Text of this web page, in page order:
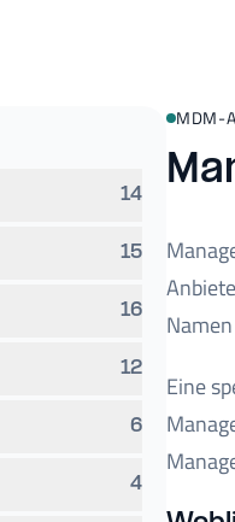
14
15
16
12
6
4
MDM-
Eine